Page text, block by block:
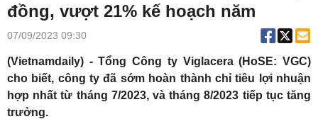
đồng, vượt 21% kế hoạch năm
07/09/2023 09:30
(Vietnamdaily) - Tổng Công ty Viglacera (HoSE: VGC)
cho biết, công ty đã sớm hoàn thành chỉ tiêu lợi nhuận
hợp nhất từ tháng 7/2023, và tháng 8/2023 tiếp tục tăng
trưởng.